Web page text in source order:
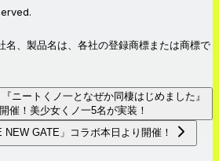
、製品名は、各社の登録商標または商標で
ニートくノ一となぜか同棲はじめました』
催！美少女くノ一5名が実装！
NEW GATE」コラボ本日より開催！